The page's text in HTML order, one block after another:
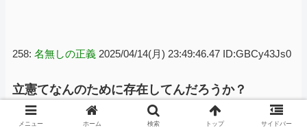
258: 名無しの正義 2025/04/14(月) 23:49:46.47 ID:GBCy43Js0
立憲てなんのために存在してんだろうか？
メニュー ホーム 検索 トップ サイドバー